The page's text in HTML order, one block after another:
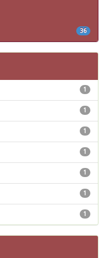
36
1
1
1
1
1
1
1